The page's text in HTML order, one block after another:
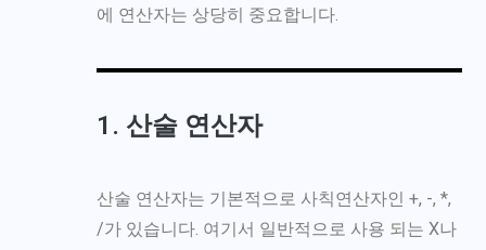
에 연산자는 상당히 중요합니다.
1. 산술 연산자
산술 연산자는 기본적으로 사칙연산자인 +, -, *,
/가 있습니다. 여기서 일반적으로 사용 되는 X나